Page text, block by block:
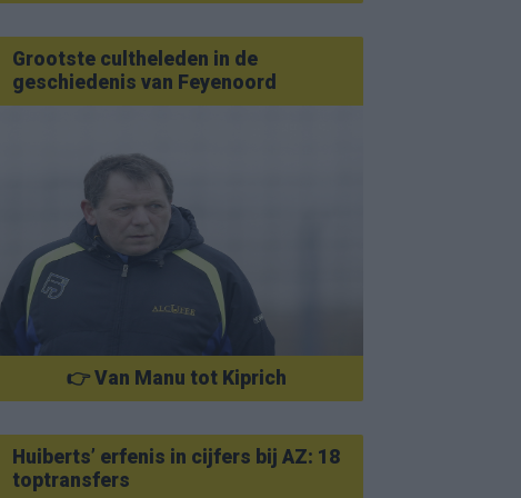
Grootste cultheleden in de
geschiedenis van Feyenoord
👉 Van Manu tot Kiprich
Huiberts’ erfenis in cijfers bij AZ: 18
toptransfers